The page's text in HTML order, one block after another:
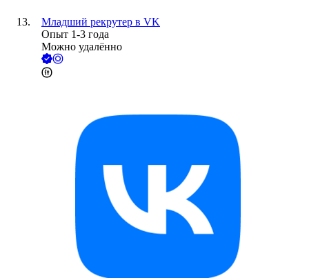
Младший рекрутер в VK
Опыт 1-3 года
Можно удалённо